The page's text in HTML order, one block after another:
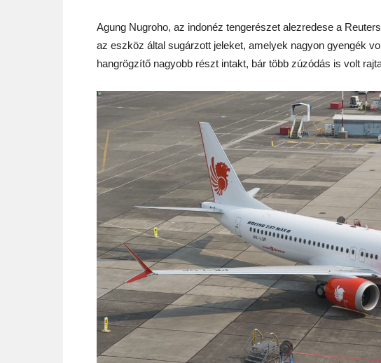
Agung Nugroho, az indonéz tengerészet alezredese a
az eszköz által sugárzott jeleket, amelyek nagyon gyengék
hangrögzítő nagyobb részt intakt, bár több zúzódás is volt